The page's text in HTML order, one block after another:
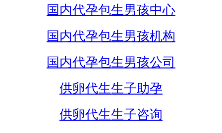
国内代孕包生男孩中心
国内代孕包生男孩机构
国内代孕包生男孩公司
供卵代生生子助孕
供卵代生生子咨询